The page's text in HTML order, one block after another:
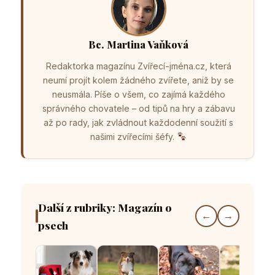
Bc. Martina Vaňková
Redaktorka magazínu Zvířecí-jména.cz, která
neumí projít kolem žádného zvířete, aniž by se
neusmála. Píše o všem, co zajímá každého
správného chovatele – od tipů na hry a zábavu
až po rady, jak zvládnout každodenní soužití s
našimi zvířecími šéfy.
Další z rubriky: Magazín o
psech
← →